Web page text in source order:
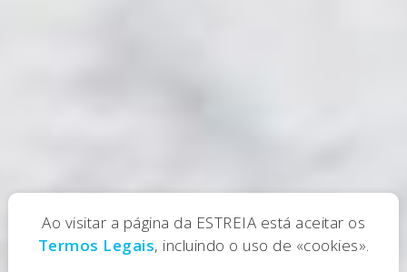
Ao visitar a página da ESTREIA está aceitar os
Termos Legais, incluindo o uso de «cookies».